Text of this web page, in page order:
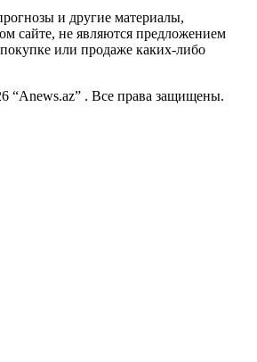
и другие материалы,
сайте, не являются предложением
или продаже каких-либо
“Anews.az” . Все права защищены.